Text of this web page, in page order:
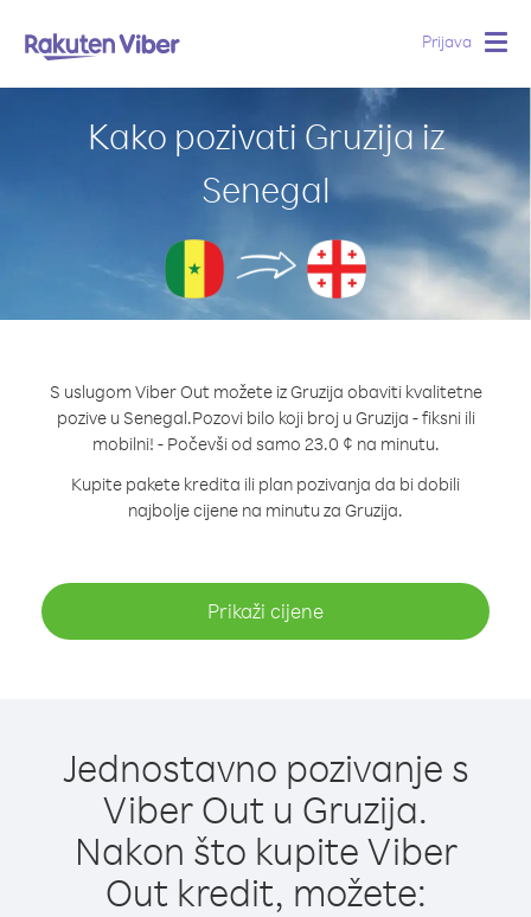
Prijava
Kako pozivati Gruzija iz
Senegal
S uslugom Viber Out možete iz Gruzija obaviti kvalitetne
pozive u Senegal.Pozovi bilo koji broj u Gruzija - fiksni ili
mobilni! - Počevši od samo 23.0 ¢ na minutu.
Kupite pakete kredita ili plan pozivanja da bi dobili
najbolje cijene na minutu za Gruzija.
Prikaži cijene
Jednostavno pozivanje s
Viber Out u Gruzija.
Nakon što kupite Viber
Out kredit, možete: